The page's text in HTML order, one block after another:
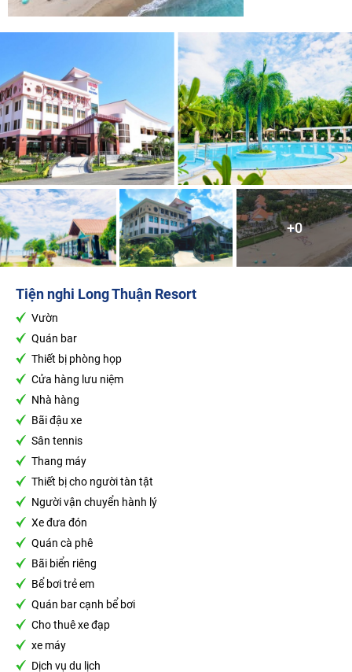
+0
Tiện nghi Long Thuận Resort
Vườn
Quán bar
Thiết bị phòng họp
Cửa hàng lưu niệm
Nhà hàng
Bãi đậu xe
Sân tennis
Thang máy
Thiết bị cho người tàn tật
Người vận chuyển hành lý
Xe đưa đón
Quán cà phê
Bãi biển riêng
Bể bơi trẻ em
Quán bar cạnh bể bơi
Cho thuê xe đạp
xe máy
Dịch vụ du lịch